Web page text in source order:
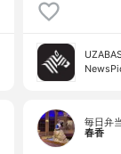
毎日弁
春香